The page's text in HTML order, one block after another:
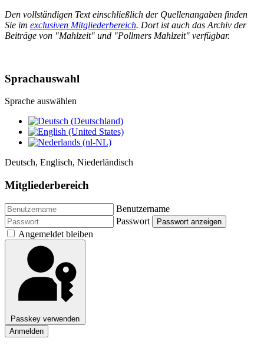
Den vollständigen Text einschließlich der Quellenangaben finden
Sie im exclusiven Mitgliederbereich. Dort ist auch das Archiv der
Beiträge von "Mahlzeit" und "Pollmers Mahlzeit" verfügbar.
Sprachauswahl
Sprache auswählen
Deutsch, Englisch, Niederländisch
Mitgliederbereich
Benutzername
Passwort
Passwort anzeigen
Angemeldet bleiben
Passkey verwenden
Anmelden